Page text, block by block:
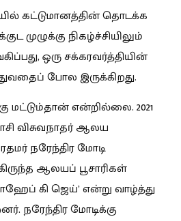
கட்டுமானத்தின் தொடக்க
முழுக்கு நிகழ்ச்சியிலும்
ஒரு சக்கரவர்த்தியின்
போல இருக்கிறது.
மட்டும்தான் என்றில்லை. 2021
விசுவநாதர் ஆலய
நரேந்திர மோடி
ஆலயப் பூசாரிகள்
கி ஜெய்’ என்று வாழ்த்து
நரேந்திர மோடிக்கு